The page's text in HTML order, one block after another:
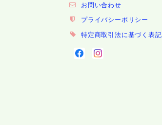
お問い合わせ
プライバシーポリシー
特定商取引法に基づく表記